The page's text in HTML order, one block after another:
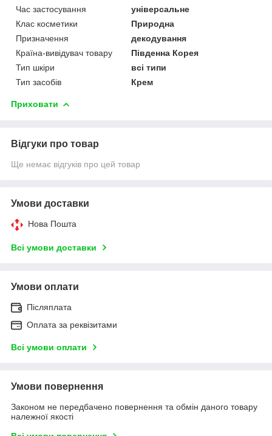
Час застосування
універсальне
Клас косметики
Природна
Призначення
декодування
Країна-вивідувач товару
Південна Корея
Тип шкіри
всі типи
Тип засобів
Крем
Приховати
Відгуки про товар
Ще немає відгуків про цей товар
Умови доставки
Нова Пошта
Всі умови доставки
Умови оплати
Післяплата
Оплата за реквізитами
Всі умови оплати
Умови повернення
Законом не передбачено повернення та обмін даного товару
належної якості